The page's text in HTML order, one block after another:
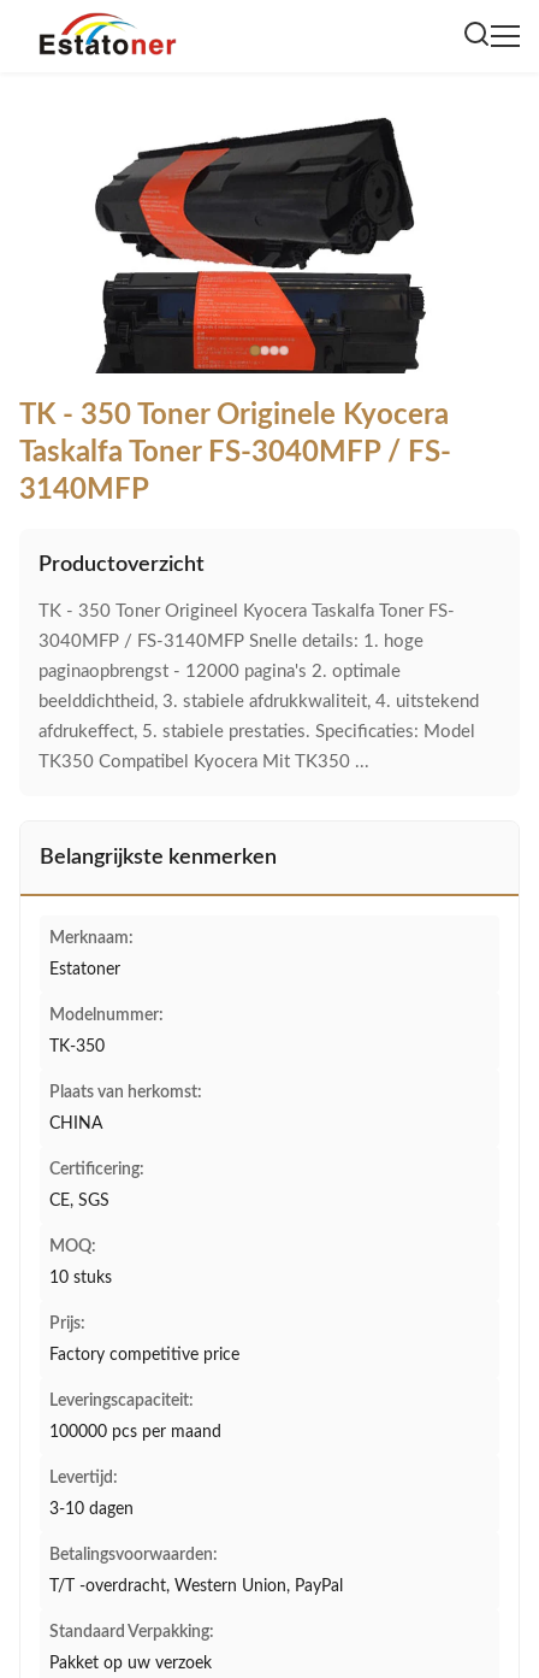
TK - 350 Toner Originele Kyocera
Taskalfa Toner FS-3040MFP / FS-
3140MFP
Productoverzicht
TK - 350 Toner Origineel Kyocera Taskalfa Toner FS-
3040MFP / FS-3140MFP Snelle details: 1. hoge
paginaopbrengst - 12000 pagina's 2. optimale
beelddichtheid, 3. stabiele afdrukkwaliteit, 4. uitstekend
afdrukeffect, 5. stabiele prestaties. Specificaties: Model
TK350 Compatibel Kyocera Mit TK350 ...
Belangrijkste kenmerken
Merknaam:
Estatoner
Modelnummer:
TK-350
Plaats van herkomst:
CHINA
Certificering:
CE, SGS
MOQ:
10 stuks
Prijs:
Factory competitive price
Leveringscapaciteit:
100000 pcs per maand
Levertijd:
3-10 dagen
Betalingsvoorwaarden:
T/T -overdracht, Western Union, PayPal
Standaard Verpakking:
Pakket op uw verzoek